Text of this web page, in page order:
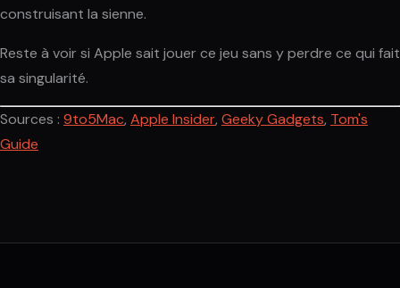
construisant la sienne.
Reste à voir si Apple sait jouer ce jeu sans y perdre ce qui fait
sa singularité.
Sources : 9to5Mac, Apple Insider, Geeky Gadgets, Tom's
Guide